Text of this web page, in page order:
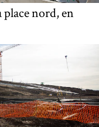
place nord, en